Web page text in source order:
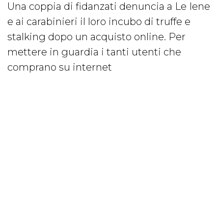
Una coppia di fidanzati denuncia a Le Iene
e ai carabinieri il loro incubo di truffe e
stalking dopo un acquisto online. Per
mettere in guardia i tanti utenti che
comprano su internet